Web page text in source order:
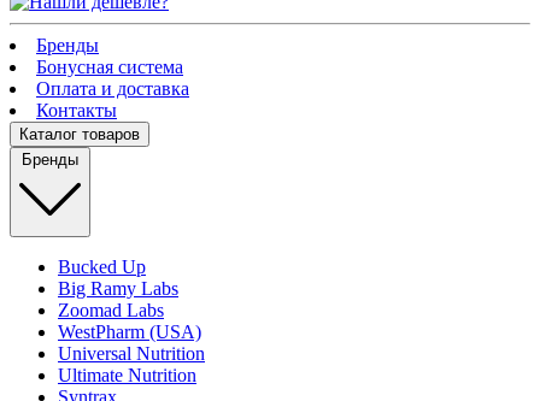
Бренды
Бонусная система
Оплата и доставка
Контакты
Каталог товаров
Бренды
Bucked Up
Big Ramy Labs
Zoomad Labs
WestPharm (USA)
Universal Nutrition
Ultimate Nutrition
Syntrax